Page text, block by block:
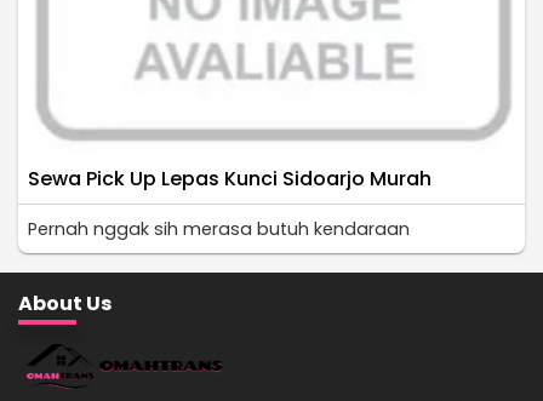
Sewa Pick Up Lepas Kunci Sidoarjo Murah
Pernah nggak sih merasa butuh kendaraan
About Us